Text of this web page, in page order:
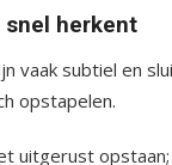
snel herkent
vaak subtiel en
opstapelen.
uitgerust